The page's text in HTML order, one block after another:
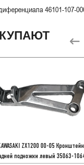
46101-107-
ZX1200 00-05 Кронштейн
подножки левый 35063-